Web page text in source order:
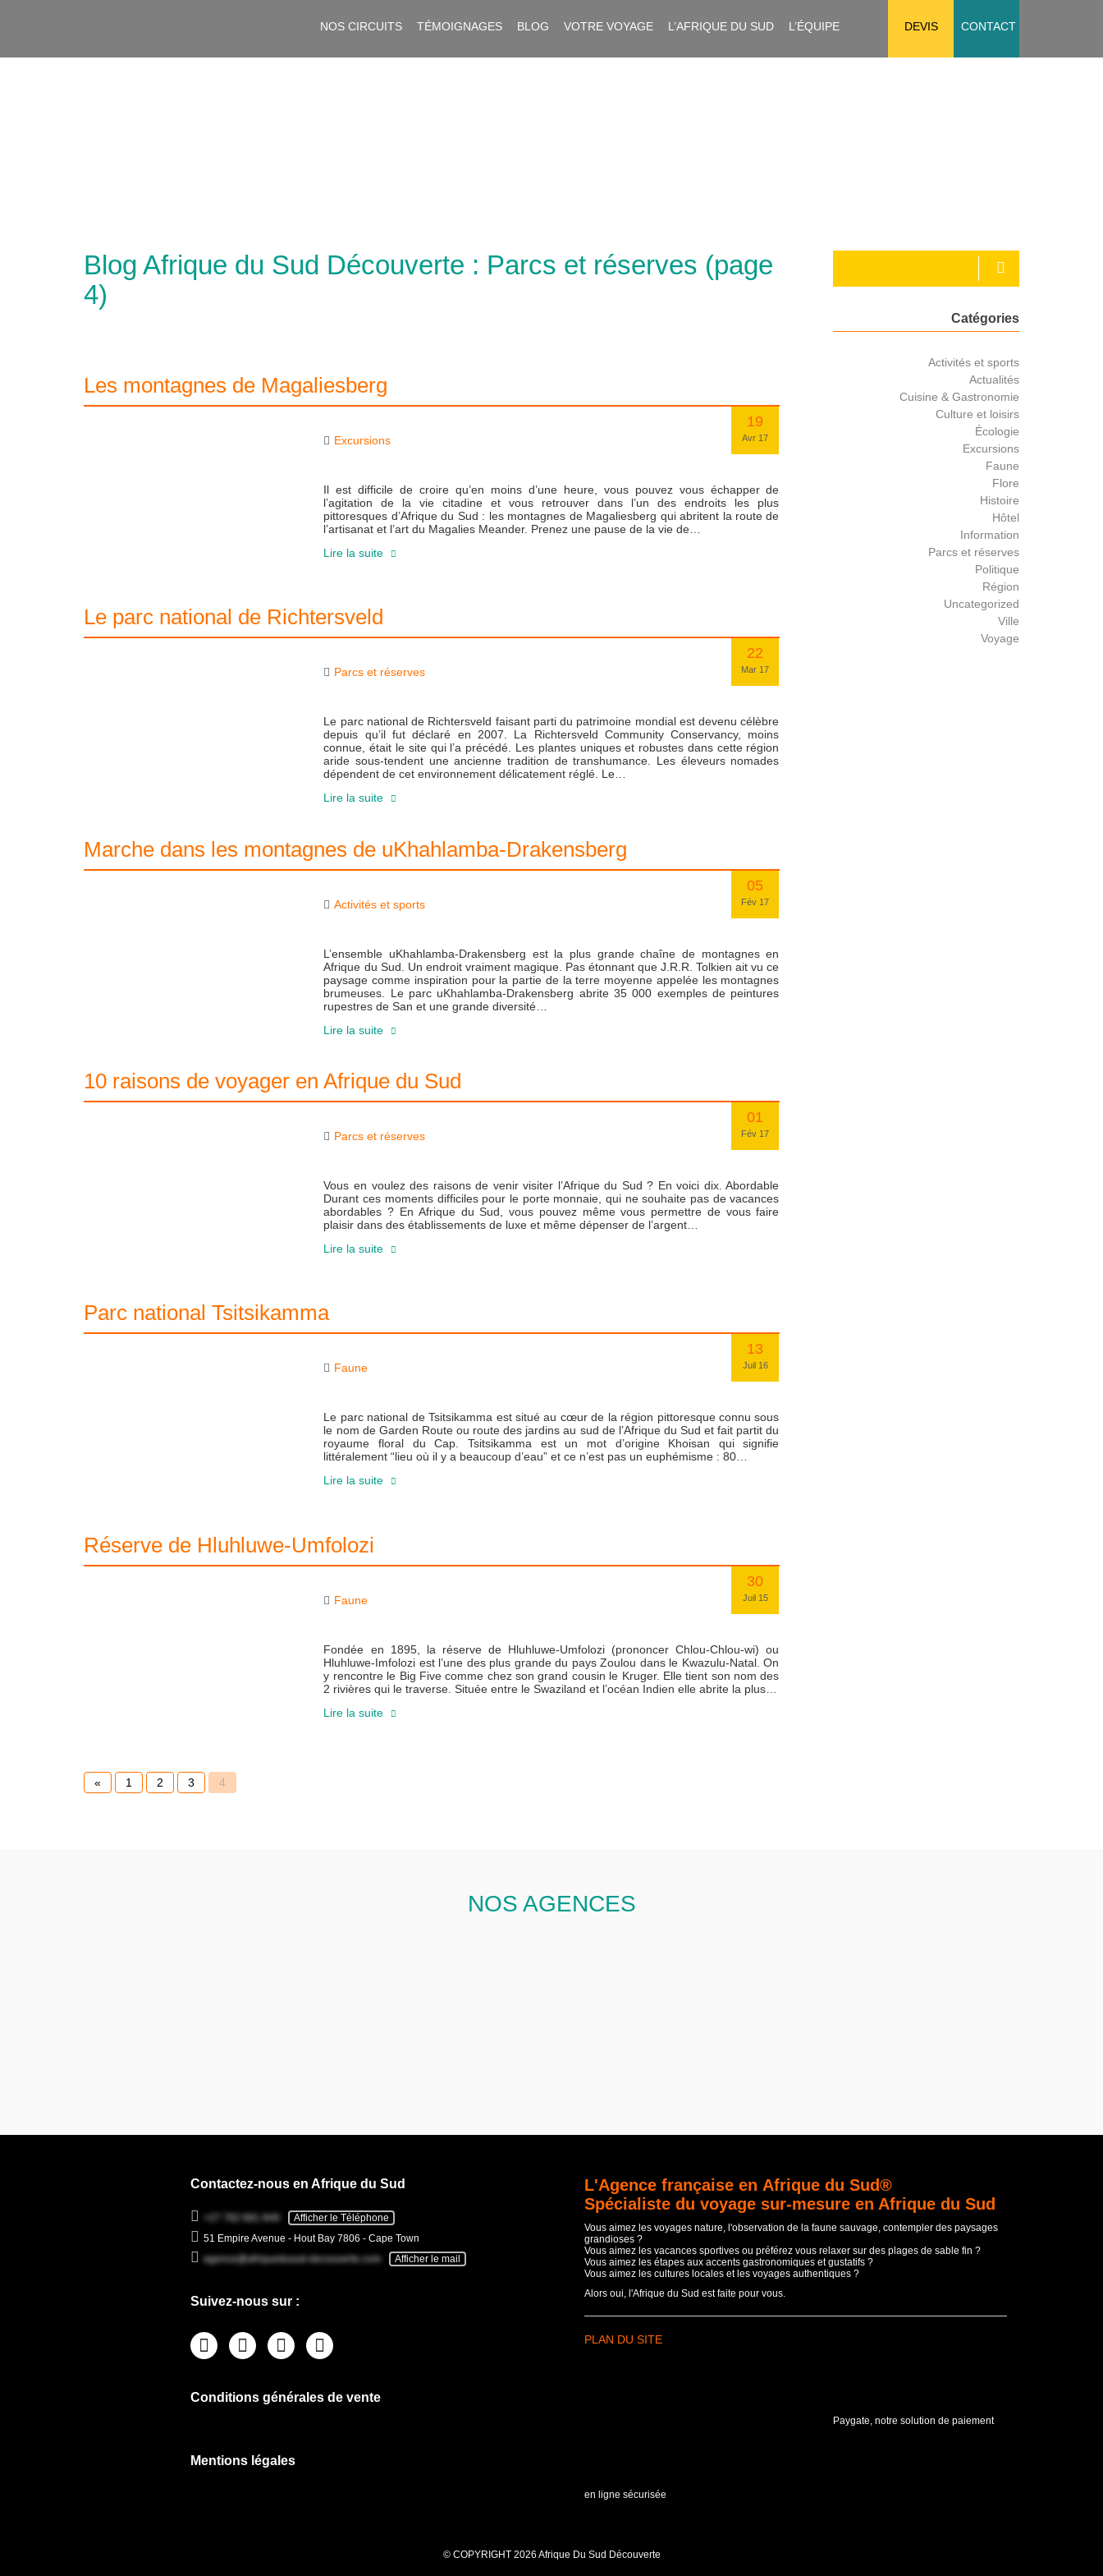
NOS CIRCUITS TÉMOIGNAGES BLOG VOTRE VOYAGE L’AFRIQUE DU SUD L’ÉQUIPE DEVIS CONTACT
Blog Afrique du Sud Découverte : Parcs et réserves (page
4)
Les montagnes de Magaliesberg
Excursions
19
Avr 17
Il est difficile de croire qu’en moins d’une heure, vous pouvez vous échapper de
l’agitation de la vie citadine et vous retrouver dans l’un des endroits les plus
pittoresques d’Afrique du Sud : les montagnes de Magaliesberg qui abritent la route de
l’artisanat et l’art du Magalies Meander. Prenez une pause de la vie de…
Lire la suite
Le parc national de Richtersveld
Parcs et réserves
22
Mar 17
Le parc national de Richtersveld faisant parti du patrimoine mondial est devenu célèbre
depuis qu’il fut déclaré en 2007. La Richtersveld Community Conservancy, moins
connue, était le site qui l’a précédé. Les plantes uniques et robustes dans cette région
aride sous-tendent une ancienne tradition de transhumance. Les éleveurs nomades
dépendent de cet environnement délicatement réglé. Le…
Lire la suite
Marche dans les montagnes de uKhahlamba-Drakensberg
Activités et sports
05
Fév 17
L’ensemble uKhahlamba-Drakensberg est la plus grande chaîne de montagnes en
Afrique du Sud. Un endroit vraiment magique. Pas étonnant que J.R.R. Tolkien ait vu ce
paysage comme inspiration pour la partie de la terre moyenne appelée les montagnes
brumeuses. Le parc uKhahlamba-Drakensberg abrite 35 000 exemples de peintures
rupestres de San et une grande diversité…
Lire la suite
10 raisons de voyager en Afrique du Sud
Parcs et réserves
01
Fév 17
Vous en voulez des raisons de venir visiter l’Afrique du Sud ? En voici dix. Abordable
Durant ces moments difficiles pour le porte monnaie, qui ne souhaite pas de vacances
abordables ? En Afrique du Sud, vous pouvez même vous permettre de vous faire
plaisir dans des établissements de luxe et même dépenser de l’argent…
Lire la suite
Parc national Tsitsikamma
Faune
13
Juil 16
Le parc national de Tsitsikamma est situé au cœur de la région pittoresque connu sous
le nom de Garden Route ou route des jardins au sud de l’Afrique du Sud et fait partit du
royaume floral du Cap. Tsitsikamma est un mot d’origine Khoisan qui signifie
littéralement “lieu où il y a beaucoup d’eau” et ce n’est pas un euphémisme : 80…
Lire la suite
Réserve de Hluhluwe-Umfolozi
Faune
30
Juil 15
Fondée en 1895, la réserve de Hluhluwe-Umfolozi (prononcer Chlou-Chlou-wi) ou
Hluhluwe-Imfolozi est l’une des plus grande du pays Zoulou dans le Kwazulu-Natal. On
y rencontre le Big Five comme chez son grand cousin le Kruger. Elle tient son nom des
2 rivières qui le traverse. Située entre le Swaziland et l’océan Indien elle abrite la plus…
Lire la suite
« 1 2 3 4
Catégories
Activités et sports
Actualités
Cuisine & Gastronomie
Culture et loisirs
Écologie
Excursions
Faune
Flore
Histoire
Hôtel
Information
Parcs et réserves
Politique
Région
Uncategorized
Ville
Voyage
NOS AGENCES
Contactez-nous en Afrique du Sud
+27 782 681 846
Afficher le Téléphone
51 Empire Avenue - Hout Bay 7806 - Cape Town
agence@afriquedusud-decouverte.com
Afficher le mail
Suivez-nous sur :
Conditions générales de vente
Mentions légales
L'Agence française en Afrique du Sud®
Spécialiste du voyage sur-mesure en Afrique du Sud
Vous aimez les voyages nature, l'observation de la faune sauvage, contempler des paysages
grandioses ?
Vous aimez les vacances sportives ou préférez vous relaxer sur des plages de sable fin ?
Vous aimez les étapes aux accents gastronomiques et gustatifs ?
Vous aimez les cultures locales et les voyages authentiques ?
Alors oui, l'Afrique du Sud est faite pour vous.
PLAN DU SITE
Paygate, notre solution de paiement
en ligne sécurisée
© COPYRIGHT 2026 Afrique Du Sud Découverte